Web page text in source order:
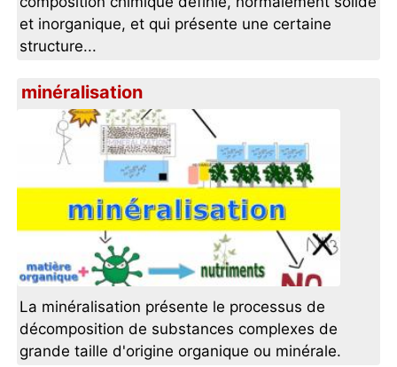
et inorganique, et qui présente une certaine
structure...
minéralisation
La minéralisation présente le processus de
décomposition de substances complexes de
grande taille d'origine organique ou minérale.